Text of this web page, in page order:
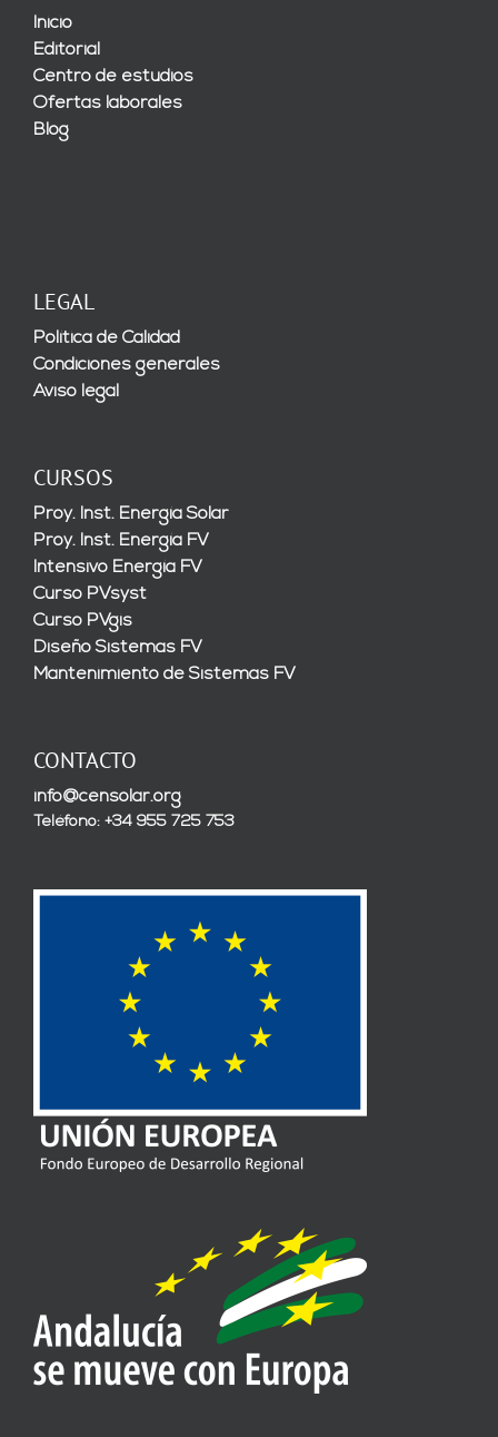
Inicio
Editorial
Centro de estudios
Ofertas laborales
Blog
LEGAL
Política de Calidad
Condiciones generales
Aviso legal
CURSOS
Proy. Inst. Energía Solar
Proy. Inst. Energía FV
Intensivo Energía FV
Curso PVsyst
Curso PVgis
Diseño Sistemas FV
Mantenimiento de Sistemas FV
CONTACTO
info@censolar.org
Teléfono: +34 955 725 753